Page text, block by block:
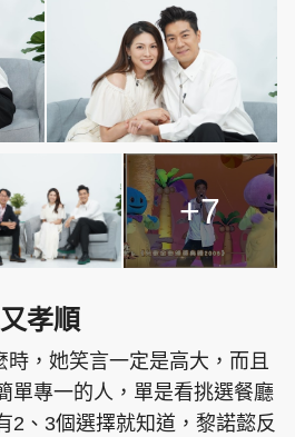
+7
孝順
時，她笑言一定是高大，而且
單專一的人，單是看挑選餐廳
2、3個選擇就知道，黎諾懿反